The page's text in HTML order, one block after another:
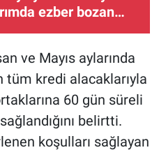
ezber bozan
ve Mayıs aylarında
tüm kredi alacaklarıyla
60 gün süreli
belirtti.
koşulları sağlayan